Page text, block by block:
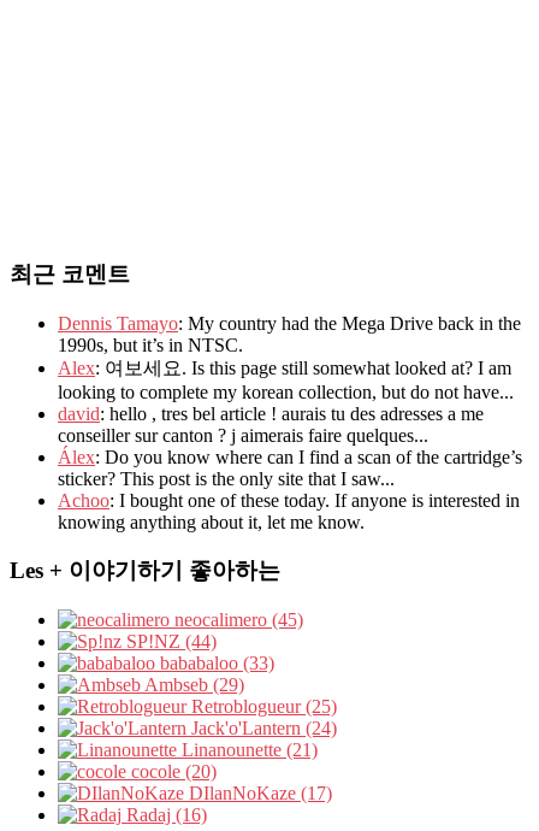
최근 코멘트
Dennis Tamayo: My country had the Mega Drive back in the
1990s, but it’s in NTSC.
Alex: 여보세요. Is this page still somewhat looked at? I am
looking to complete my korean collection, but do not have...
david: hello , tres bel article ! aurais tu des adresses a me
conseiller sur canton ? j aimerais faire quelques...
Álex: Do you know where can I find a scan of the cartridge’s
sticker? This post is the only site that I saw...
Achoo: I bought one of these today. If anyone is interested in
knowing anything about it, let me know.
Les + 이야기하기 좋아하는
neocalimero (45)
SP!NZ (44)
bababaloo (33)
Ambseb (29)
Retroblogueur (25)
Jack'o'Lantern (24)
Linanounette (21)
cocole (20)
DIlanNoKaze (17)
Radaj (16)